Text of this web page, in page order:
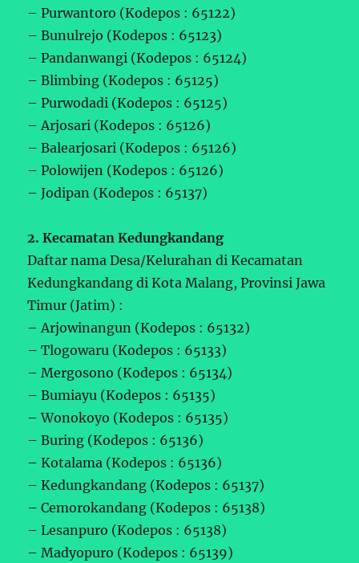
– Purwantoro (Kodepos : 65122)
– Bunulrejo (Kodepos : 65123)
– Pandanwangi (Kodepos : 65124)
– Blimbing (Kodepos : 65125)
– Purwodadi (Kodepos : 65125)
– Arjosari (Kodepos : 65126)
– Balearjosari (Kodepos : 65126)
– Polowijen (Kodepos : 65126)
– Jodipan (Kodepos : 65137)
2. Kecamatan Kedungkandang
Daftar nama Desa/Kelurahan di Kecamatan
Kedungkandang di Kota Malang, Provinsi Jawa
Timur (Jatim) :
– Arjowinangun (Kodepos : 65132)
– Tlogowaru (Kodepos : 65133)
– Mergosono (Kodepos : 65134)
– Bumiayu (Kodepos : 65135)
– Wonokoyo (Kodepos : 65135)
– Buring (Kodepos : 65136)
– Kotalama (Kodepos : 65136)
– Kedungkandang (Kodepos : 65137)
– Cemorokandang (Kodepos : 65138)
– Lesanpuro (Kodepos : 65138)
– Madyopuro (Kodepos : 65139)